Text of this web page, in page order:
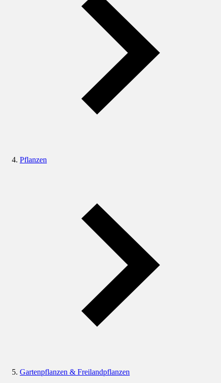
Pflanzen
Gartenpflanzen & Freilandpflanzen